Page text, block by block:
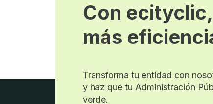
Con
más
Transforma tu entidad con
y haz que tu Administración
verde.